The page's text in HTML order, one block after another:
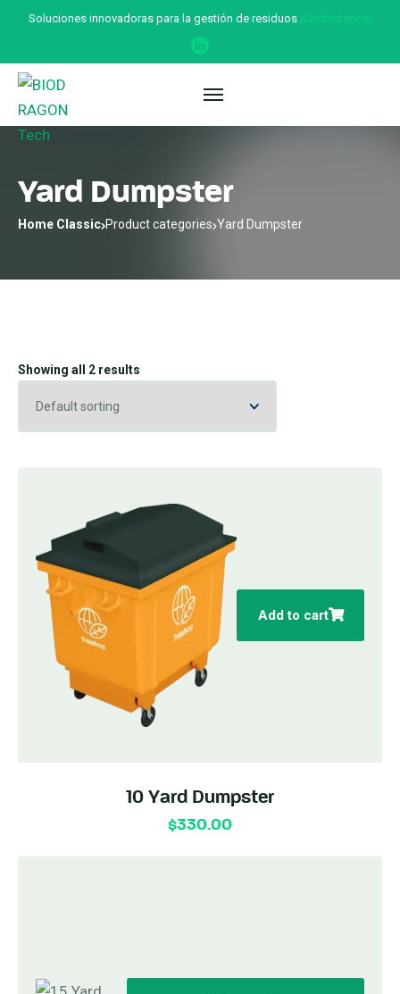
Soluciones innovadoras para la gestión de residuos ¡Contáctanos!
Yard Dumpster
Home Classic Product categories Yard Dumpster
Showing all 2 results
Add to cart
10 Yard Dumpster
$330.00